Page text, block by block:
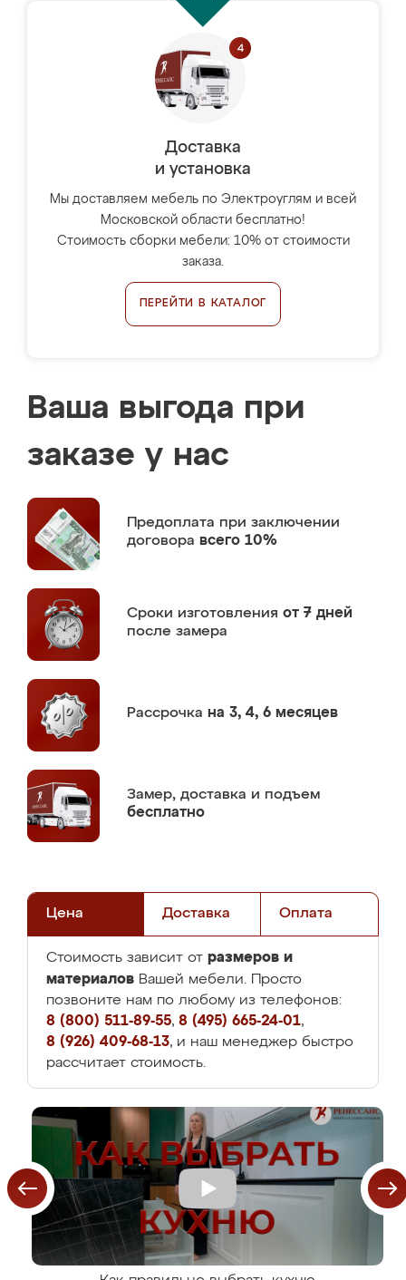
Доставка
и установка
Мы доставляем мебель по Электроуглям и всей
Московской области бесплатно!
Стоимость сборки мебели: 10% от стоимости
заказа.
ПЕРЕЙТИ В КАТАЛОГ
Ваша выгода при
заказе у нас
Предоплата при заключении
договора всего 10%
Сроки изготовления от 7 дней
после замера
Рассрочка на 3, 4, 6 месяцев
Замер, доставка и подъем
бесплатно
Цена Доставка Оплата
Стоимость зависит от размеров и
материалов Вашей мебели. Просто
позвоните нам по любому из телефонов:
8 (800) 511-89-55, 8 (495) 665-24-01,
8 (926) 409-68-13, и наш менеджер быстро
рассчитает стоимость.